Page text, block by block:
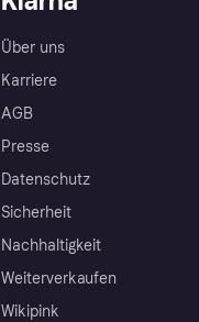
Über uns
Karriere
AGB
Presse
Datenschutz
Sicherheit
Nachhaltigkeit
Weiterverkaufen
Wikipink